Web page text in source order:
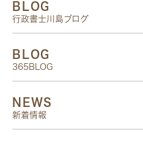
BLOG
行政書士川島ブログ
BLOG
365BLOG
NEWS
新着情報